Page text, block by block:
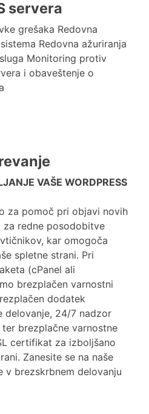
servera
grešaka Redovna
Redovna ažuriranja
Monitoring protiv
i obaveštenje o
VAŠE WORDPRESS
za pomoč pri objavi novih
za redne posodobitve
kar omogoča
spletne strani. Pri
(cPanel ali
brezplačen varnostni
dodatek
delovanje, 24/7 nadzor
brezplačne varnostne
certifikat za izboljšano
Zanesite se na naše
v brezskrbnem delovanju